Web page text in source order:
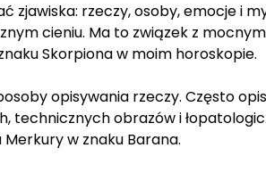
zjawiska: rzeczy, osoby, emocje i
cieniu. Ma to związek z
Skorpiona w moim horoskopie.
opisywania rzeczy. Często
technicznych obrazów i
w znaku Barana.